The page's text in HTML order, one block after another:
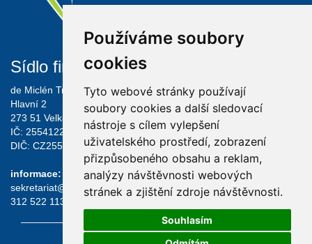
Používáme soubory
cookies
Tyto webové stránky používají
soubory cookies a další sledovací
nástroje s cílem vylepšení
uživatelského prostředí, zobrazení
přizpůsobeného obsahu a reklam,
analýzy návštěvnosti webových
stránek a zjištění zdroje návštěvnosti.
Souhlasím
Sídlo firmy
de Miclén Trading s.r.o.
Hlavní 2
273 51 Velké Přítočno
IČ: 25541226
DIČ: CZ25541226
informace:
sekretariat@demiclen.cz
312 522 113
O FIRMĚ
VELKOOBCHOD
KONTAKT
OBCHODNÍ PODMÍNKY
GDPR
datové listy složek